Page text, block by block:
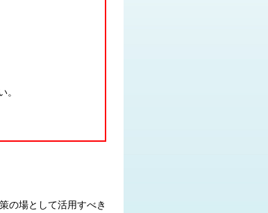
。
の場として活用すべき